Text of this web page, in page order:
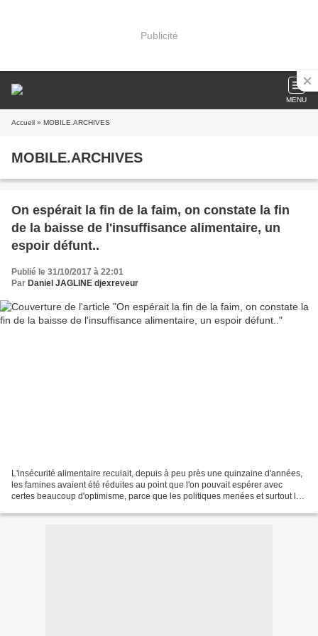
Publicité
MENU
Accueil » MOBILE.ARCHIVES
MOBILE.ARCHIVES
On espérait la fin de la faim, on constate la fin
de la baisse de l'insuffisance alimentaire, un
espoir défunt..
Publié le 31/10/2017 à 22:01
Par Daniel JAGLINE djexreveur
L'insécurité alimentaire reculait, depuis à peu près une quinzaine d'années,
les famines avaient été réduites au point que l'on pouvait espérer avec
certes beaucoup d'optimisme, parce que les politiques menées et surtout les